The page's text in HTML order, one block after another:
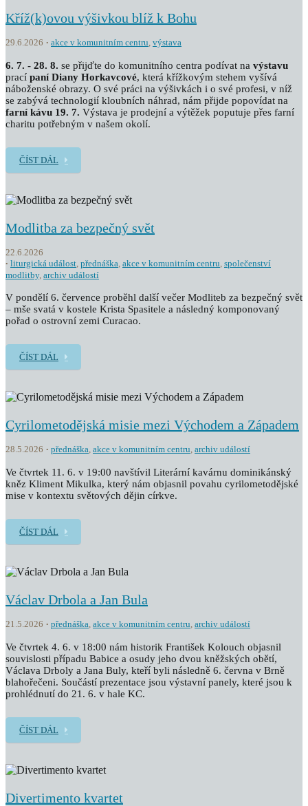
Kříž(k)ovou výšivkou blíž k Bohu
29.6.2026 akce v komunitním centru, výstava
6. 7. - 28. 8. se přijďte do komunitního centra podívat na výstavu
prací paní Diany Horkavcové, která křížkovým stehem vyšívá
náboženské obrazy. O své práci na výšivkách i o své profesi, v níž
se zabývá technologií kloubních náhrad, nám přijde popovídat na
farní kávu 19. 7. Výstava je prodejní a výtěžek poputuje přes farní
charitu potřebným v našem okolí.
ČÍST DÁL
Modlitba za bezpečný svět
22.6.2026
liturgická událost, přednáška, akce v komunitním centru, společenství
modlitby, archiv událostí
V pondělí 6. července proběhl další večer Modliteb za bezpečný svět
– mše svatá v kostele Krista Spasitele a následný komponovaný
pořad o ostrovní zemi Curacao.
ČÍST DÁL
Cyrilometodějská misie mezi Východem a Západem
28.5.2026 přednáška, akce v komunitním centru, archiv událostí
Ve čtvrtek 11. 6. v 19:00 navštívil Literární kavárnu dominikánský
kněz Kliment Mikulka, který nám objasnil povahu cyrilometodějské
mise v kontextu světových dějin církve.
ČÍST DÁL
Václav Drbola a Jan Bula
21.5.2026 přednáška, akce v komunitním centru, archiv událostí
Ve čtvrtek 4. 6. v 18:00 nám historik František Kolouch objasnil
souvislosti případu Babice a osudy jeho dvou kněžských obětí,
Václava Drboly a Jana Buly, kteří byli následně 6. června v Brně
blahořečeni. Součástí prezentace jsou výstavní panely, které jsou k
prohlédnutí do 21. 6. v hale KC.
ČÍST DÁL
Divertimento kvartet